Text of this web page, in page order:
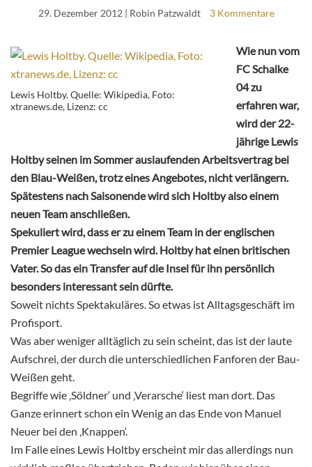
29. Dezember 2012| Robin Patzwaldt 3 Kommentare
Lewis Holtby. Quelle: Wikipedia, Foto:
xtranews.de, Lizenz: cc
Wie nun vom
FC Schalke
04 zu
erfahren war,
wird der 22-
jährige Lewis
Holtby seinen im Sommer auslaufenden Arbeitsvertrag bei
den Blau-Weißen, trotz eines Angebotes, nicht verlängern.
Spätestens nach Saisonende wird sich Holtby also einem
neuen Team anschließen.
Spekuliert wird, dass er zu einem Team in der englischen
Premier League wechseln wird. Holtby hat einen britischen
Vater. So das ein Transfer auf die Insel für ihn persönlich
besonders interessant sein dürfte.
Soweit nichts Spektakuläres. So etwas ist Alltagsgeschäft im
Profisport.
Was aber weniger alltäglich zu sein scheint, das ist der laute
Aufschrei, der durch die unterschiedlichen Fanforen der Bau-
Weißen geht.
Begriffe wie ‚Söldner‘ und ‚Verarsche‘ liest man dort. Das
Ganze erinnert schon ein Wenig an das Ende von Manuel
Neuer bei den ‚Knappen‘.
Im Falle eines Lewis Holtby erscheint mir das allerdings nun